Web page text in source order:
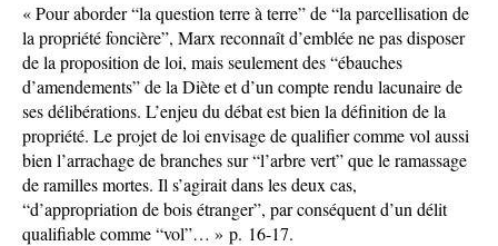
« Pour aborder “la question terre à terre” de “la parcellisation de
la propriété foncière”, Marx reconnaît d’emblée ne pas disposer
de la proposition de loi, mais seulement des “ébauches
d’amendements” de la Diète et d’un compte rendu lacunaire de
ses délibérations. L’enjeu du débat est bien la définition de la
propriété. Le projet de loi envisage de qualifier comme vol aussi
bien l’arrachage de branches sur “l’arbre vert” que le ramassage
de ramilles mortes. Il s’agirait dans les deux cas,
“d’appropriation de bois étranger”, par conséquent d’un délit
qualifiable comme “vol”… » p. 16-17.